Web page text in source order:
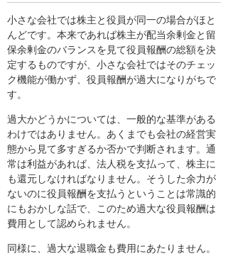
小さな会社では株主と役員が同一の場合がほと
んどです。本来であれば株主が配当余剰金と留
保余剰金のバランスを見て役員報酬の総額を決
定するものですが、小さな会社ではそのチェッ
ク機能が働かず、役員報酬が過大になりがちで
す。
過大かどうかについては、一般的な基準がある
わけではありません。あくまでも会社の経営実
態から見て多すぎるか否かで判断されます。通
常は利益があれば、法人税を支払って、株主に
も還元しなければなりません。そうした余力が
ないのに役員報酬を支払うということは常識的
にもおかしな話で、このため過大な役員報酬は
費用として認められません。
同様に、過大な退職金も費用にあたりません。